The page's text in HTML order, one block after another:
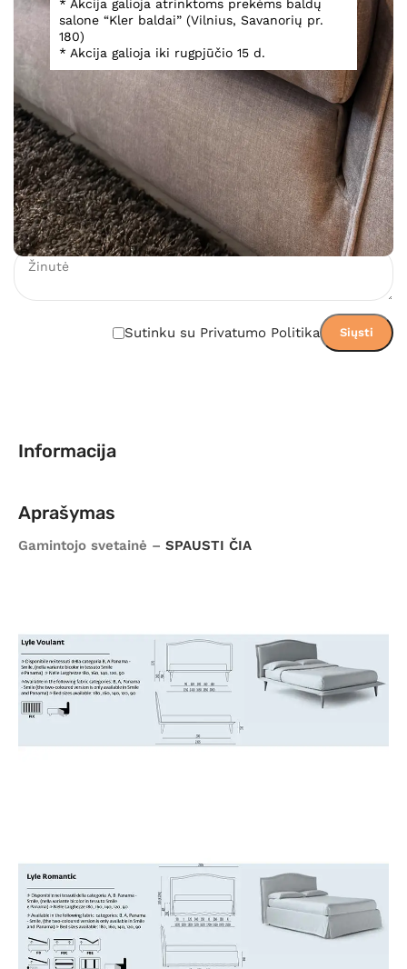
* Akcija galioja atrinktoms prekėms baldų
salone “Kler baldai” (Vilnius, Savanorių pr.
180)
* Akcija galioja iki rugpjūčio 15 d.
2 004,00 €
Įsiminti
Teirautis dėl prekės
Sutinku su Privatumo Politika
Informacija
Aprašymas
Gamintojo svetainė – SPAUSTI ČIA